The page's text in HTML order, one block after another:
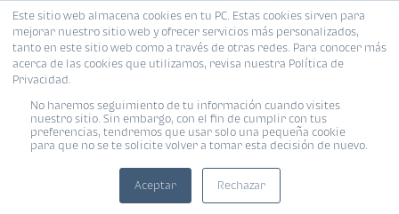
Este sitio web almacena cookies en tu PC. Estas cookies sirven para
mejorar nuestro sitio web y ofrecer servicios más personalizados,
tanto en este sitio web como a través de otras redes. Para conocer más
acerca de las cookies que utilizamos, revisa nuestra Política de
Privacidad.
No haremos seguimiento de tu información cuando visites
nuestro sitio. Sin embargo, con el fin de cumplir con tus
preferencias, tendremos que usar solo una pequeña cookie
para que no se te solicite volver a tomar esta decisión de nuevo.
Aceptar Rechazar